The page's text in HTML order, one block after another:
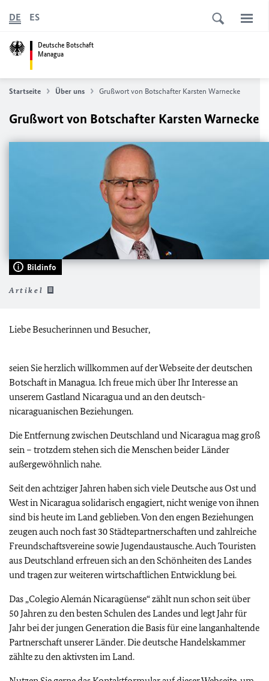
Deutsche Botschaft
Managua
DE ES
Startseite Über uns Grußwort von Botschafter Karsten Warnecke
Grußwort von Botschafter Karsten Warnecke
Bildinfo
Artikel
Liebe Besucherinnen und Besucher,
seien Sie herzlich willkommen auf der Webseite der deutschen
Botschaft in Managua. Ich freue mich über Ihr Interesse an
unserem Gastland Nicaragua und an den deutsch-
nicaraguanischen Beziehungen.
Die Entfernung zwischen Deutschland und Nicaragua mag groß
sein – trotzdem stehen sich die Menschen beider Länder
außergewöhnlich nahe.
Seit den achtziger Jahren haben sich viele Deutsche aus Ost und
West in Nicaragua solidarisch engagiert, nicht wenige von ihnen
sind bis heute im Land geblieben. Von den engen Beziehungen
zeugen auch noch fast 30 Städtepartnerschaften und zahlreiche
Freundschaftsvereine sowie Jugendaustausche. Auch Touristen
aus Deutschland erfreuen sich an den Schönheiten des Landes
und tragen zur weiteren wirtschaftlichen Entwicklung bei.
Das „Colegio Alemán Nicaragüense“ zählt nun schon seit über
50 Jahren zu den besten Schulen des Landes und legt Jahr für
Jahr bei der jungen Generation die Basis für eine langanhaltende
Partnerschaft unserer Länder. Die deutsche Handelskammer
zählte zu den aktivsten im Land.